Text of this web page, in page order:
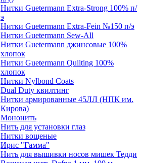
Нитки Guetermann Extra-Strong 100% п/
э
Нитки Guetermann Extra-Fein №150 п/э
Нитки Guetermann Sew-All
Нитки Guetermann джинсовые 100%
хлопок
Нитки Guetermann Quilting 100%
хлопок
Нитки Nylbond Coats
Dual Duty квилтинг
Нитки армированные 45ЛЛ (НПК им.
Кирова)
Мононить
Нить для установки глаз
Нитки вощеные
Ирис "Гамма"
Нить для вышивки носов мишек Тедди